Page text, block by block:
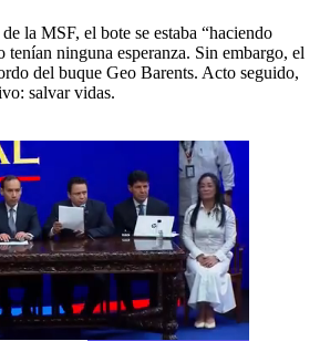
la MSF, el bote se estaba “haciendo
tenían ninguna esperanza. Sin embargo, el
del buque Geo Barents. Acto seguido,
salvar vidas.